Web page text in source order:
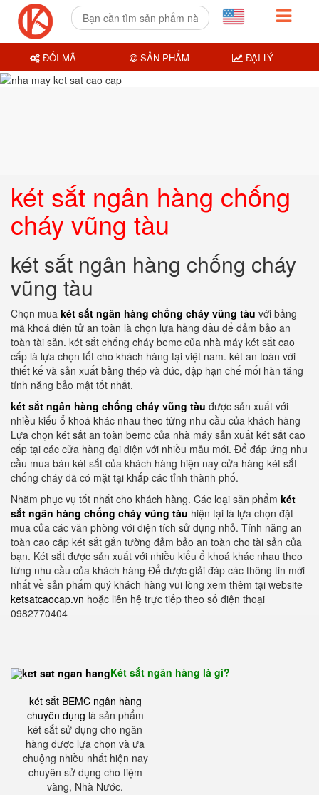
két sắt ngân hàng chống
cháy vũng tàu
két sắt ngân hàng chống cháy
vũng tàu
Chọn mua két sắt ngân hàng chống cháy vũng tàu với bảng
mã khoá điện tử an toàn là chọn lựa hàng đầu để đảm bảo an
toàn tài sản. két sắt chống cháy bemc của nhà máy két sắt cao
cấp là lựa chọn tốt cho khách hàng tại việt nam. két an toàn với
thiết kế và sản xuất bằng thép và đúc, dập hạn chế mối hàn tăng
tính năng bảo mật tốt nhất.
két sắt ngân hàng chống cháy vũng tàu được sản xuất với
nhiều kiểu ổ khoá khác nhau theo từng nhu cầu của khách hàng
Lựa chọn két sắt an toàn bemc của nhà máy sản xuất két sắt cao
cấp tại các cửa hàng đại diện với nhiều mẫu mới. Để đáp ứng nhu
cầu mua bán két sắt của khách hàng hiện nay cửa hàng két sắt
chống cháy đã có mặt tại khắp các tỉnh thành phố.
Nhằm phục vụ tốt nhất cho khách hàng. Các loại sản phẩm két
sắt ngân hàng chống cháy vũng tàu hiện tại là lựa chọn đặt
mua của các văn phòng với diện tích sử dụng nhỏ. Tính năng an
toàn cao cấp két sắt gắn tường đảm bảo an toàn cho tài sản của
bạn. Két sắt được sản xuất với nhiều kiểu ổ khoá khác nhau theo
từng nhu cầu của khách hàng Để được giải đáp các thông tin mới
nhất về sản phẩm quý khách hàng vui lòng xem thêm tại website
ketsatcaocap.vn hoặc liên hệ trực tiếp theo số điện thoại
0982770404
Két sắt ngân hàng là gì?
két sắt BEMC ngân hàng
chuyên dụng là sản phẩm
két sắt sử dụng cho ngân
hàng được lựa chọn và ưa
chuộng nhiều nhất hiện nay
chuyên sử dụng cho tiệm
vàng, Nhà Nước.
ĐỔI MÃ SẢN PHẨM ĐẠI LÝ